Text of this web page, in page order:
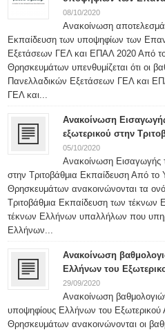
08/10/2020
Ανακοίνωση
Εκπαίδευση των υποψηφίων των
Εξετάσεων ΓΕΛ και ΕΠΑΛ 2020 Από το
Θρησκευμάτων υπενθυμίζεται ότι οι
Πανελλαδικών Εξετάσεων ΓΕΛ και
ΓΕΛ και...
Ανακοίνωση
εξωτερικού στην
05/10/2020
Ανακοίνωση Εισαγωγής
στην Τριτοβάθμια Εκπαίδευση Από το
Θρησκευμάτων ανακοινώνονται τα
Τριτοβάθμια Εκπαίδευση των τέκνων
τέκνων Ελλήνων υπαλλήλων που
Ελλήνων...
Ανακοίνωση
Ελλήνων του
29/09/2020
Ανακοίνωση
υποψηφίους Ελλήνων του Εξωτερικού
Θρησκευμάτων ανακοινώνονται οι